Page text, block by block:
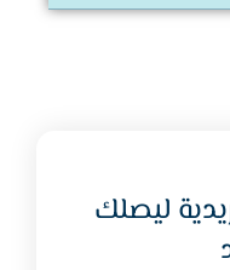
ليصلك